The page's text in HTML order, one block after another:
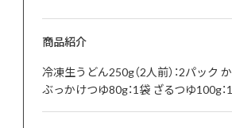
商品紹介
冷凍生うどん250g（2人前）：2パック
ぶっかけつゆ80g：1袋 ざるつゆ100g：